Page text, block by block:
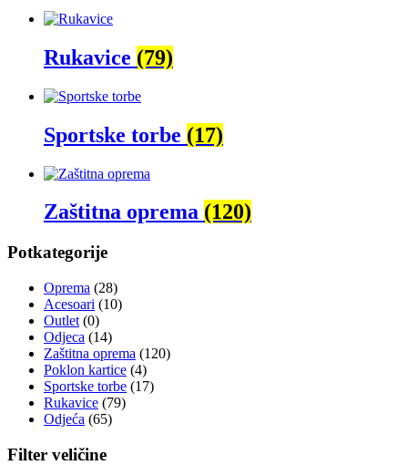
Rukavice (79)
Sportske torbe (17)
Zaštitna oprema (120)
Potkategorije
Oprema (28)
Acesoari (10)
Outlet (0)
Odjeca (14)
Zaštitna oprema (120)
Poklon kartice (4)
Sportske torbe (17)
Rukavice (79)
Odjeća (65)
Filter veličine